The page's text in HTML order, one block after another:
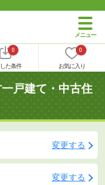
0
た条件
0
お気に入り
戸建て・中古住
変更する
変更する